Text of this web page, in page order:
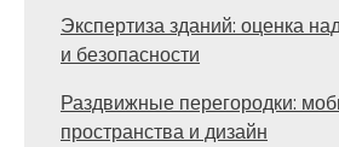
Экспертиза зданий: оценка
и безопасности
Раздвижные перегородки:
пространства и дизайн